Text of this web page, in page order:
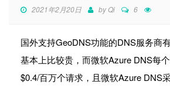
2021年2月20日 byQi 6
国外支持GeoDNS功能的DNS服务商
基本上比较贵，而微软Azure DNS每
$0.4/百万个请求，且微软Azure DNS